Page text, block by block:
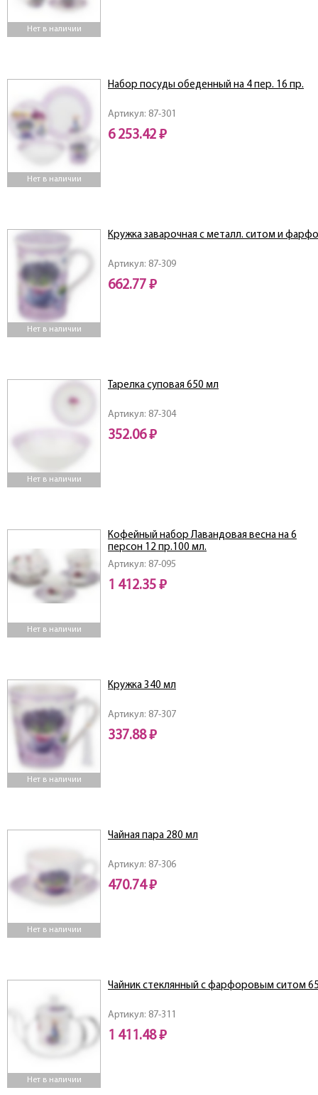
Нет в наличии
Нет в наличии
Артикул: 87-301
Набор посуды обеденный на 4 пер. 16 пр.
6 253.42 ₽
Нет в наличии
Артикул: 87-309
Кружка заварочная с металл. ситом и
662.77 ₽
Нет в наличии
Артикул: 87-304
Тарелка суповая 650 мл
352.06 ₽
Нет в наличии
Артикул: 87-095
Кофейный набор Лавандовая весна на 6
персон 12 пр.100 мл.
1 412.35 ₽
Нет в наличии
Артикул: 87-307
Кружка 340 мл
337.88 ₽
Нет в наличии
Артикул: 87-306
Чайная пара 280 мл
470.74 ₽
Нет в наличии
Артикул: 87-311
Чайник стеклянный с фарфоровым ситом
1 411.48 ₽